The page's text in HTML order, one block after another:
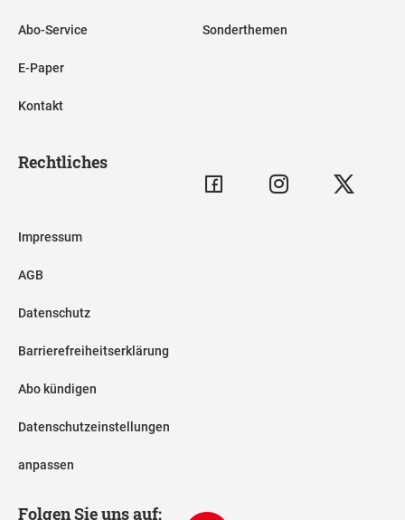
Abo-Service
E-Paper
Kontakt
Sonderthemen
Rechtliches
Impressum
AGB
Datenschutz
Barrierefreiheitserklärung
Abo kündigen
Datenschutzeinstellungen
anpassen
Folgen Sie uns auf: